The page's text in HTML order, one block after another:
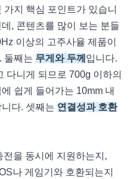
지 핵심 포인트가 있습니
데, 콘텐츠를 많이 보는 분들
이상의 고주사율 제품이
둘째는 무게와 두께 입니다.
다니게 되므로 700g 이하의
쉽게 들어가는 10mm 내
다. 셋째는 연결성과 호환
을 동시에 지원하는지,
나 게임기와 호환되는지